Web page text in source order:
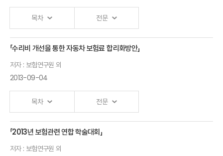
목차 전문
보험연구원 외
「수리비 개선을 통한 자동차 보험료 합리화방안」
저자 : 보험연구원 외
2013-09-04
목차 전문
「2013년 보험관련 연합 학술대회」
저자 : 보험연구원 외